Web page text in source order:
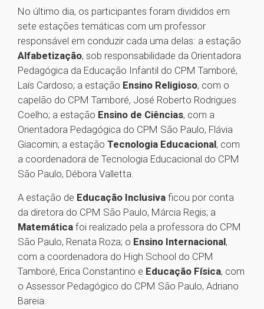
No último dia, os participantes foram divididos em
sete estações temáticas com um professor
responsável em conduzir cada uma delas: a estação
Alfabetização, sob responsabilidade da Orientadora
Pedagógica da Educação Infantil do CPM Tamboré,
Laís Cardoso; a estação Ensino Religioso, com o
capelão do CPM Tamboré, José Roberto Rodrigues
Coelho; a estação Ensino de Ciências, com a
Orientadora Pedagógica do CPM São Paulo, Flávia
Giacomin; a estação Tecnologia Educacional, com
a coordenadora de Tecnologia Educacional do CPM
São Paulo, Débora Valletta.
A estação de Educação Inclusiva ficou por conta
da diretora do CPM São Paulo, Márcia Regis; a
Matemática foi realizado pela a professora do CPM
São Paulo, Renata Roza; o Ensino Internacional,
com a coordenadora do High School do CPM
Tamboré, Erica Constantino e Educação Física, com
o Assessor Pedagógico do CPM São Paulo, Adriano
Bareia.